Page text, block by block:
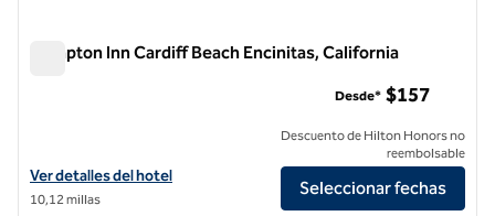
Hampton Inn Cardiff Beach Encinitas, California
Ver detalles del hotel Hampton Inn Cardiff Beach Encinitas, California
Ver detalles del hotel
10,12 millas
Desde* $157
Descuento de Hilton Honors no
reembolsable
Seleccionar fechas